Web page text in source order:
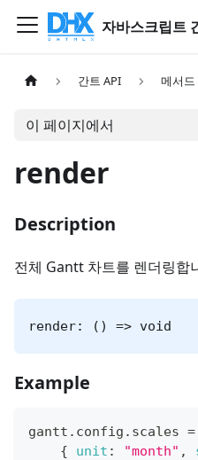
자바스크립트
간트 API 메서드
이 페이지에서
render
Description
전체 Gantt 차트를 렌더링합
render: () => void
Example
gantt . config . scales =
{
unit : "month" ,